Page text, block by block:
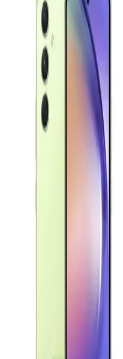
Samsung Galaxy S23 ve
performans, kamera ve
Hangi telefon sizin
Akıllı Telefonların
Yenilikler
Günümüzde akıllı telefonlar,
5G teknolojisiyle yaşamımızı
katlanabilir ekranlar gibi
zenginleştiriyor.
Samsung Galaxy A01:
Akıllı Telefonu
Galaxy A01, uygun fiyatı ve
kullanıcılar için ideal. 5.7 inç
batarya ile günlük kullanım
Akıllı Telefon
Bu yazıda Oppo Reno A3 ve
telefon modellerinin ekran,
karşılaştırılarak
Xiaomi Redmi 13 ve
Karşılaştırması